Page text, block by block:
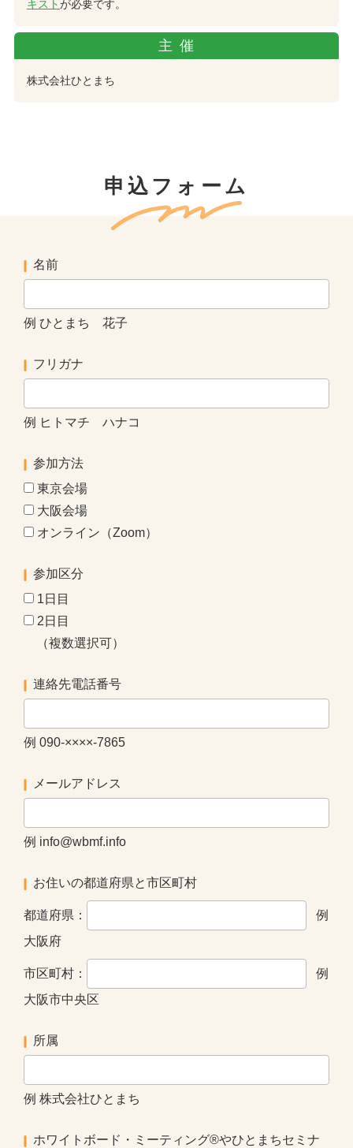
キストが必要です。
主催
株式会社ひとまち
申込フォーム
名前
例 ひとまち 花子
フリガナ
例 ヒトマチ ハナコ
参加方法
東京会場
大阪会場
オンライン（Zoom）
参加区分
1日目
2日目
（複数選択可）
連絡先電話番号
例 090-××××-7865
メールアドレス
例 info@wbmf.info
お住いの都道府県と市区町村
都道府県：
例
大阪府
市区町村：
例
大阪市中央区
所属
例 株式会社ひとまち
ホワイトボード・ミーティング®やひとまちセミナ